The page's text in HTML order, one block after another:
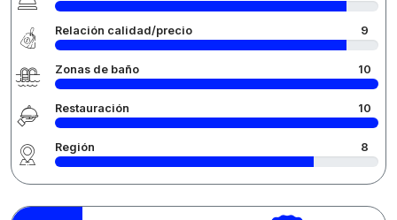
Relación calidad/precio 9
Zonas de baño 10
Restauración 10
Región 8